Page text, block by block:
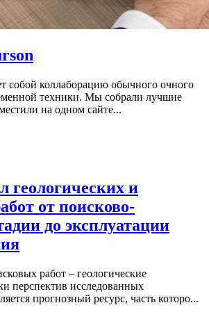
собой коллаборацию обычного очного
техники. Мы собрали лучшие
на одном сайте...
и
от поисково-
до эксплуатации
работ – геологические
перспектив исследованных
прогнозный ресурс, часть которо...